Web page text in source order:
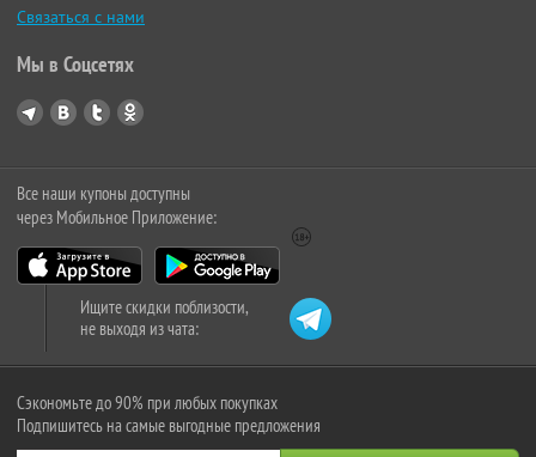
Связаться с нами
Мы в Соцсетях
Все наши купоны доступны
через Мобильное Приложение:
Ищите скидки поблизости,
не выходя из чата:
Сэкономьте до 90% при любых покупках
Подпишитесь на самые выгодные предложения